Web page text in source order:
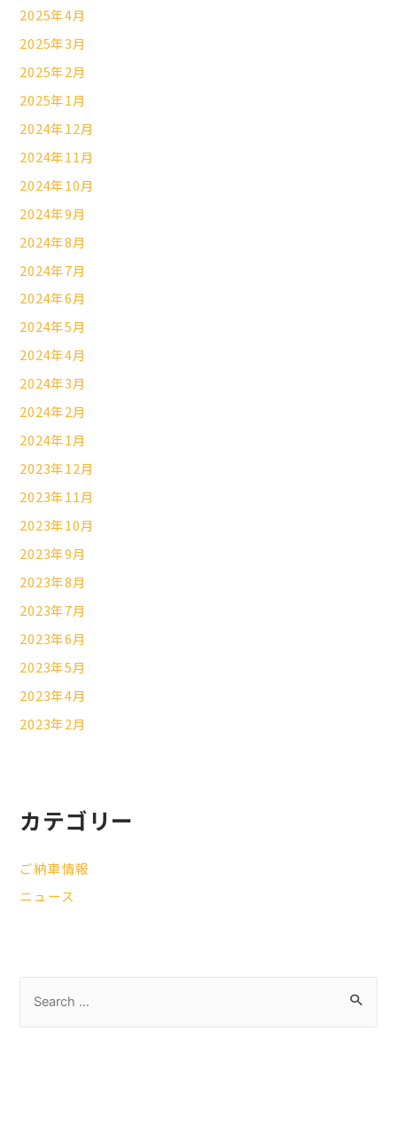
2025年4月
2025年3月
2025年2月
2025年1月
2024年12月
2024年11月
2024年10月
2024年9月
2024年8月
2024年7月
2024年6月
2024年5月
2024年4月
2024年3月
2024年2月
2024年1月
2023年12月
2023年11月
2023年10月
2023年9月
2023年8月
2023年7月
2023年6月
2023年5月
2023年4月
2023年2月
カテゴリー
ご納車情報
ニュース